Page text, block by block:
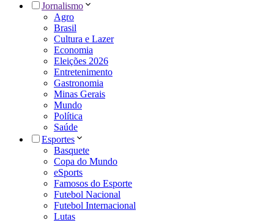
Jornalismo
Agro
Brasil
Cultura e Lazer
Economia
Eleições 2026
Entretenimento
Gastronomia
Minas Gerais
Mundo
Política
Saúde
Esportes
Basquete
Copa do Mundo
eSports
Famosos do Esporte
Futebol Nacional
Futebol Internacional
Lutas